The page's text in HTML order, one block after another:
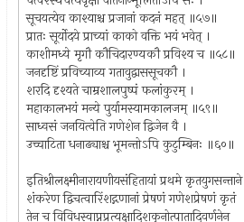
सूचयत्येव काश्याश्च प्रजानां कदनं महत् ॥५७॥
प्रातः सूर्योदये प्राच्यां काको वक्ति भयं भवेत् ।
काशीमध्ये मृगौ कौचिदारण्यकौ प्रविश्य च ॥५८॥
जनदृष्टिं प्रविच्याव्य गतावुद्वाससूचकौ ।
शरदि दृश्यते चाम्रशालपुष्पं फलांकुरम् ।
महाकालभयं मन्ये पुर्यामस्यामकालजम् ॥५९॥
साध्वसं जनयित्वेति गणेशेन द्विजेन वै ।
उच्चाटिता धनाढ्याश्च भूमन्तोऽपि कुटुम्बिनः ॥६०॥
इतिश्रीलक्ष्मीनारायणीयसंहितायां प्रथमे कृतयुगसन्ताने
शंकरेण द्विचत्वारिंशद्गणानां प्रेषणं गणेशप्रेषणं कृतं
तेन च विविधस्वाप्नप्रत्यक्षादिशकुनोत्पातादिवर्णनेन